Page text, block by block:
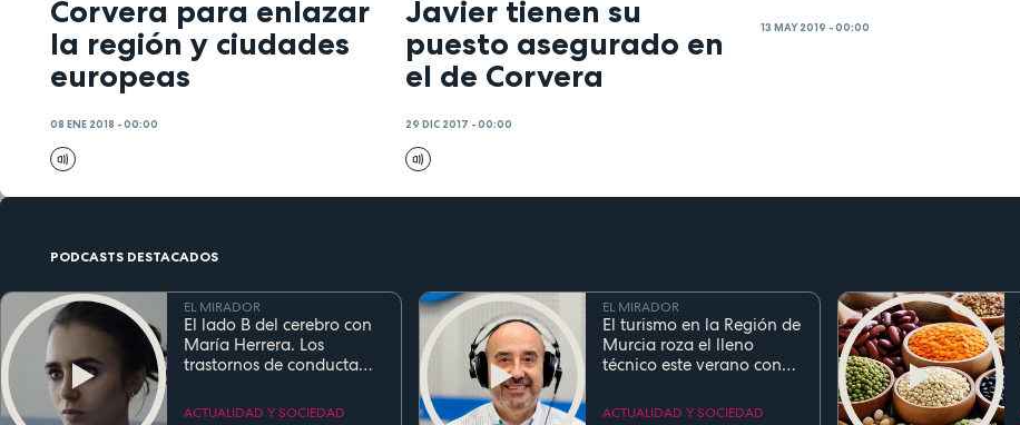
Corvera para enlazar
la región y ciudades
europeas
08 ENE 2018 - 00:00
Javier tienen su
puesto asegurado en
el de Corvera
29 DIC 2017 - 00:00
13 MAY 2019 - 00:00
PODCASTS DESTACADOS
EL MIRADOR
El lado B del cerebro con
María Herrera. Los
trastornos de conducta
ACTUALIDAD Y SOCIEDAD
EL MIRADOR
El turismo en la Región de
Murcia roza el lleno
técnico este verano con
90%
ACTUALIDAD Y SOCIEDAD